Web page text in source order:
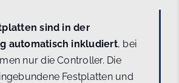
sind in der
automatisch inkludiert, bei
nur die Controller. Die
Festplatten und